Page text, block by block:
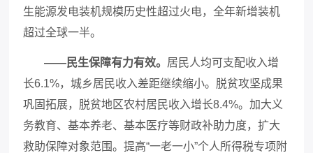
生能源发电装机规模历史性超过火电，全年新增装机
超过全球一半。
——民生保障有力有效。 居民人均可支配收入增
长6.1%，城乡居民收入差距继续缩小。脱贫攻坚成果
巩固拓展，脱贫地区农村居民收入增长8.4%。加大义
务教育、基本养老、基本医疗等财政补助力度，扩大
救助保障对象范围。提高“一老一小”个人所得税专项附